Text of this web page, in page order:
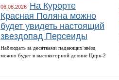
06.08.2026 На Курорте
Красная Поляна можно
будет увидеть настоящий
звездопад Персеиды
Наблюдать за десятками падающих звёзд
можно будет в высокогорной долине Цирк-2